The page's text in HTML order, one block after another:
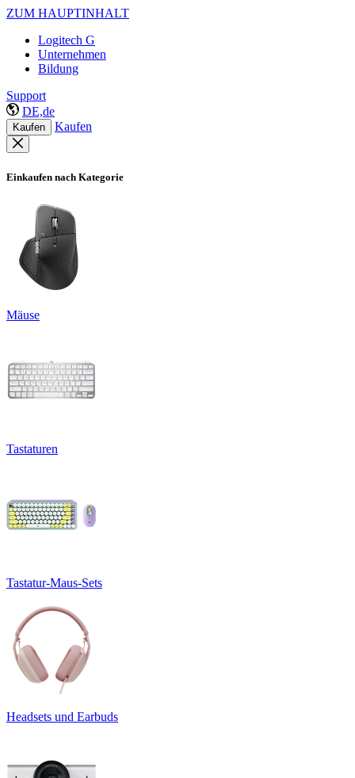
ZUM HAUPTINHALT
Logitech G
Unternehmen
Bildung
Support
DE,de
Kaufen Kaufen
Einkaufen nach Kategorie
Mäuse
Tastaturen
Tastatur-Maus-Sets
Headsets und Earbuds